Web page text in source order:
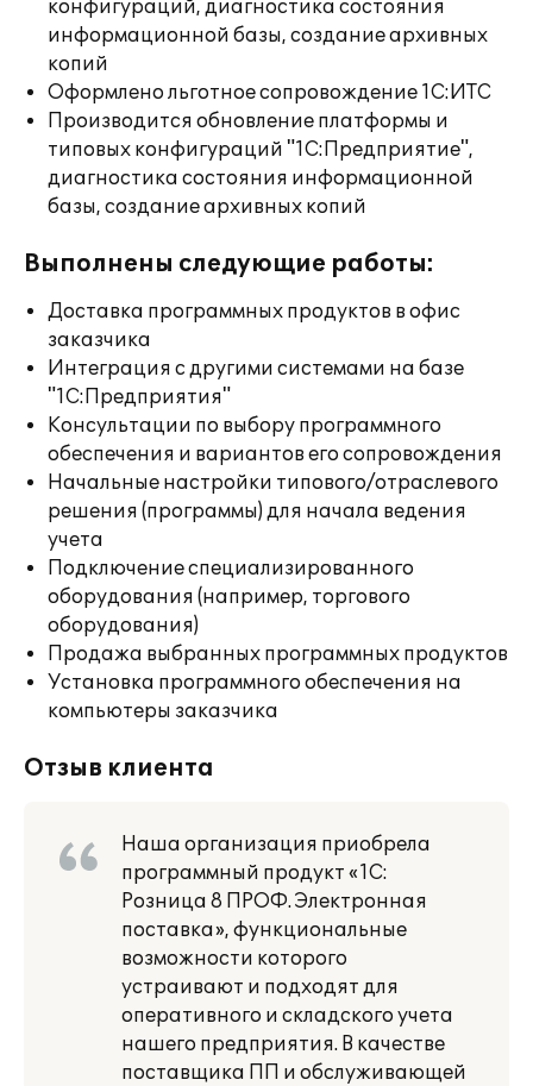
конфигураций, диагностика состояния
информационной базы, создание архивных
копий
Оформлено льготное сопровождение 1С:ИТС
Производится обновление платформы и
типовых конфигураций "1С:Предприятие",
диагностика состояния информационной
базы, создание архивных копий
Выполнены следующие работы:
Доставка программных продуктов в офис
заказчика
Интеграция с другими системами на базе
"1С:Предприятия"
Консультации по выбору программного
обеспечения и вариантов его сопровождения
Начальные настройки типового/отраслевого
решения (программы) для начала ведения
учета
Подключение специализированного
оборудования (например, торгового
оборудования)
Продажа выбранных программных продуктов
Установка программного обеспечения на
компьютеры заказчика
Отзыв клиента
Наша организация приобрела
программный продукт «1С:
Розница 8 ПРОФ. Электронная
поставка», функциональные
возможности которого
устраивают и подходят для
оперативного и складского учета
нашего предприятия. В качестве
поставщика ПП и обслуживающей